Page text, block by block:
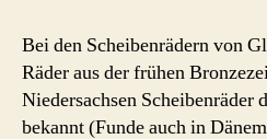
Bei den Scheibenrädern von
Räder aus der frühen
Niedersachsen Scheibenräder
bekannt (Funde auch in